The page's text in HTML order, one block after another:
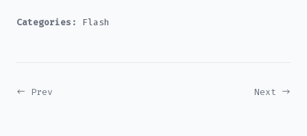
Categories: Flash
← Prev Next →